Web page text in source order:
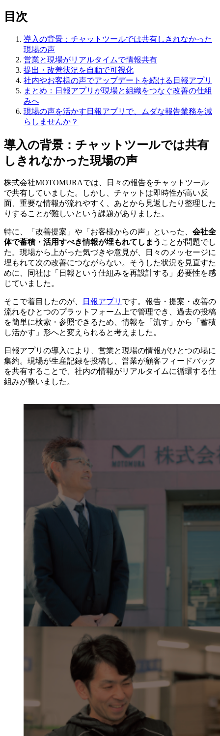
目次
導入の背景：チャットツールでは共有しきれなかった
現場の声
営業と現場がリアルタイムで情報共有
提出・改善状況を自動で可視化
社内やお客様の声でアップデートを続ける日報アプリ
まとめ：日報アプリが現場と組織をつなぐ改善の仕組
みへ
現場の声を活かす日報アプリで、ムダな報告業務を減
らしませんか？
導入の背景：チャットツールでは共有
しきれなかった現場の声
株式会社MOTOMURAでは、日々の報告をチャットツール
で共有していました。しかし、チャットは即時性が高い反
面、重要な情報が流れやすく、あとから見返したり整理した
りすることが難しいという課題がありました。
特に、「改善提案」や「お客様からの声」といった、 会社全
体で蓄積・活用すべき情報が埋もれてしまう ことが問題でし
た。現場から上がった気づきや意見が、日々のメッセージに
埋もれて次の改善につながらない。そうした状況を見直すた
めに、同社は「日報という仕組みを再設計する」必要性を感
じていました。
そこで着目したのが、 日報アプリ です。報告・提案・改善の
流れをひとつのプラットフォーム上で管理でき、過去の投稿
を簡単に検索・参照できるため、情報を「流す」から「蓄積
し活かす」形へと変えられると考えました。
日報アプリの導入により、営業と現場の情報がひとつの場に
集約。現場が生産記録を投稿し、営業が顧客フィードバック
を共有することで、社内の情報がリアルタイムに循環する仕
組みが整いました。